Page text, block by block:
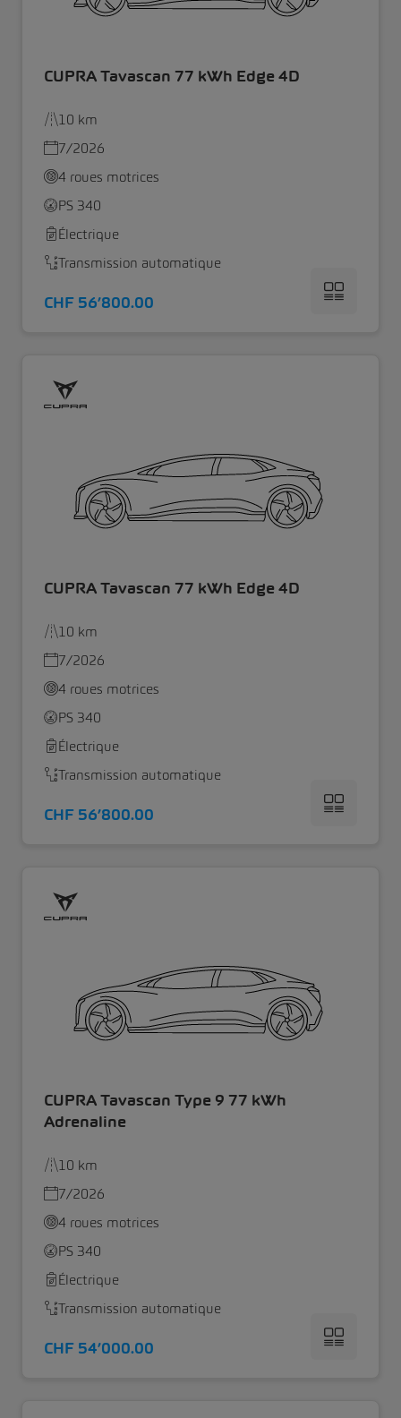
CUPRA Tavascan 77 kWh Edge 4D
10 km
7/2026
4 roues motrices
PS 340
Électrique
Transmission automatique
CHF 56’800.00
CUPRA Tavascan 77 kWh Edge 4D
10 km
7/2026
4 roues motrices
PS 340
Électrique
Transmission automatique
CHF 56’800.00
CUPRA Tavascan Type 9 77 kWh
Adrenaline
10 km
7/2026
4 roues motrices
PS 340
Électrique
Transmission automatique
CHF 54’000.00